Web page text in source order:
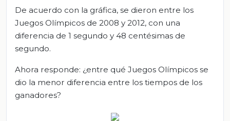
De acuerdo con la gráfica, se dieron entre los
Juegos Olímpicos de 2008 y 2012, con una
diferencia de 1 segundo y 48 centésimas de
segundo.
Ahora responde: ¿entre qué Juegos Olímpicos se
dio la menor diferencia entre los tiempos de los
ganadores?